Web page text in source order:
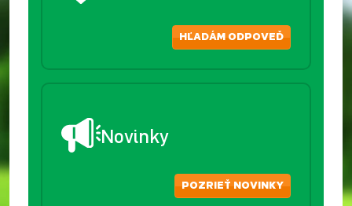
HĽADÁM ODPOVEĎ
Novinky
POZRIEŤ NOVINKY